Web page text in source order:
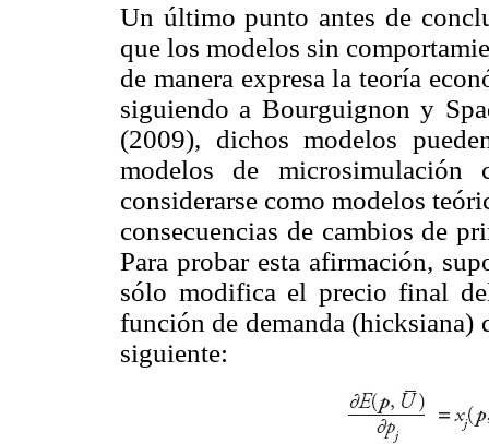
Un último punto antes de
que los modelos sin
de manera expresa la teoría
siguiendo a Bourguignon y
(2009), dichos modelos
modelos de microsimulación
considerarse como modelos
consecuencias de cambios de
Para probar esta afirmación,
sólo modifica el precio final
función de demanda (hicksiana)
siguiente: